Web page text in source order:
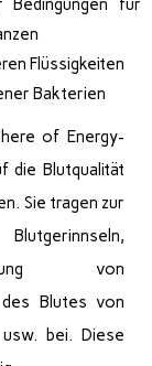
Bedingungen für
Flüssigkeiten
Bakterien
of Energy-
die Blutqualität
Sie tragen zur
von
des Blutes von
bei. Diese